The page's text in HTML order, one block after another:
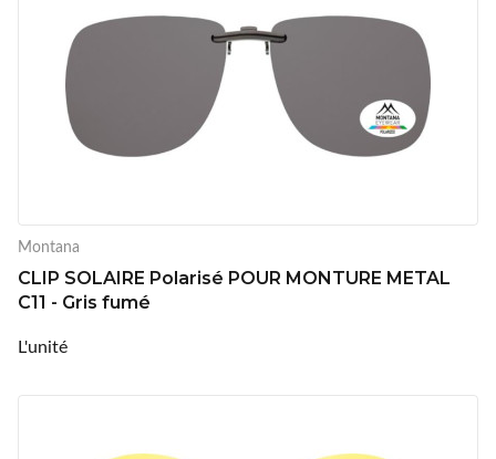
Montana
CLIP SOLAIRE Polarisé POUR MONTURE METAL
C11 - Gris fumé
L'unité